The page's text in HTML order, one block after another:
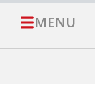
MENU